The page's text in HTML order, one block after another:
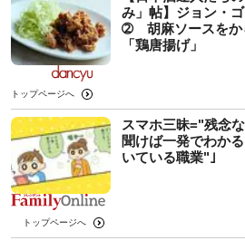
み」帖】ジョン・
➁ 胡麻ソースをか
「鶏唐揚げ」
トップページへ
スマホ三昧="残念
聞けば一発でわか
いている職業"｣
トップページへ